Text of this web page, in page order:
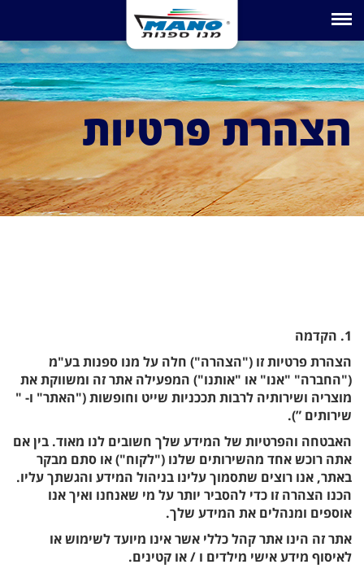
Toggle navigation
הצהרת פרטיות
1. הקדמה
הצהרת פרטיות זו ("הצהרה") חלה על מנו ספנות בע"מ
("החברה" "אנו" או "אותנו") המפעילה אתר זה ומשווקת את
מוצריה ושירותיה לרבות תככניות שייט וחופשות ("האתר" ו- "
שירותים ”).
האבטחה והפרטיות של המידע שלך חשובים לנו מאוד. בין אם
אתה רוכש אחד מהשירותים שלנו ("לקוח") או סתם מבקר
באתר, אנו רוצים שתסמוך עלינו בניהול המידע והגשתך עליו.
הכנו הצהרה זו כדי להסביר יותר על מי שאנחנו ואיך אנו
אוספים ומנהלים את המידע שלך.
אתר זה הינו אתר קהל כללי אשר אינו מיועד לשימוש או
לאיסוף מידע אישי מילדים ו / או קטינים.